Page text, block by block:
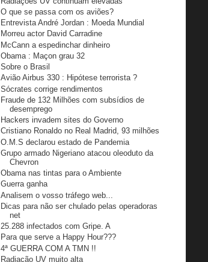
O que se passa com os aviões?
Entrevista André Jordan : Moeda Mundial
Morreu actor David Carradine
McCann a espedinchar dinheiro
Obama : Maçon grau 32
Sobre o Brasil
Avião Airbus 330 : Hipótese terrorista ?
Sócrates corrige rendimentos
Fraude de 132 Milhões com subsídios de
desemprego
Hackers invadem sites do Governo
Cristiano Ronaldo no Real Madrid, 93 milhões
O.M.S declarou estado de Pandemia
Grupo armado Nigeriano atacou oleoduto da
Chevron
Obama nas tintas para o Ambiente
Guerra ganha
Analisem o vosso tráfego web...
Dicas para não ser chulado pelas operadoras
net
25.288 infectados com Gripe. A
Para que serve a Happy Hour???
4ª GUERRA COM A TMN !!
Radiação UV muito alta